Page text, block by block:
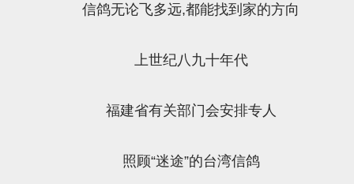
信鸽无论飞多远,都能找到家的方向
上世纪八九十年代
福建省有关部门会安排专人
照顾“迷途”的台湾信鸽